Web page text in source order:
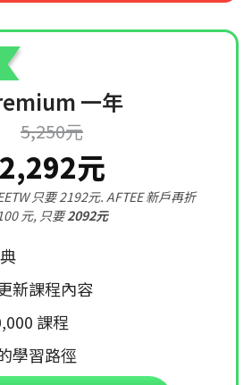
一年
5,250元
2,292元
只要 2192元. AFTEE 新戶再折
元, 只要2092元
新課程內容
課程
學習路徑